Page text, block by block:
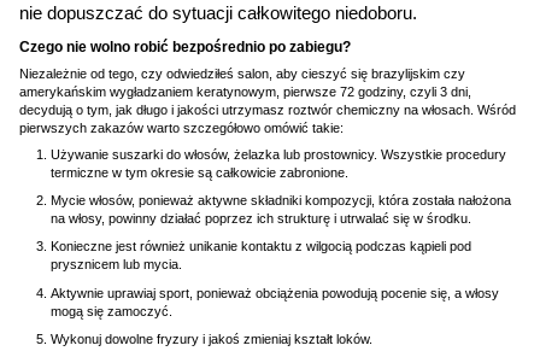
nie dopuszczać do sytuacji całkowitego niedoboru.
Czego nie wolno robić bezpośrednio po zabiegu?
Niezależnie od tego, czy odwiedziłeś salon, aby cieszyć się brazylijskim czy
amerykańskim wygładzaniem keratynowym, pierwsze 72 godziny, czyli 3 dni,
decydują o tym, jak długo i jakości utrzymasz roztwór chemiczny na włosach. Wśród
pierwszych zakazów warto szczegółowo omówić takie:
Używanie suszarki do włosów, żelazka lub prostownicy. Wszystkie procedury
termiczne w tym okresie są całkowicie zabronione.
Mycie włosów, ponieważ aktywne składniki kompozycji, która została nałożona
na włosy, powinny działać poprzez ich strukturę i utrwalać się w środku.
Konieczne jest również unikanie kontaktu z wilgocią podczas kąpieli pod
prysznicem lub mycia.
Aktywnie uprawiaj sport, ponieważ obciążenia powodują pocenie się, a włosy
mogą się zamoczyć.
Wykonuj dowolne fryzury i jakoś zmieniaj kształt loków.